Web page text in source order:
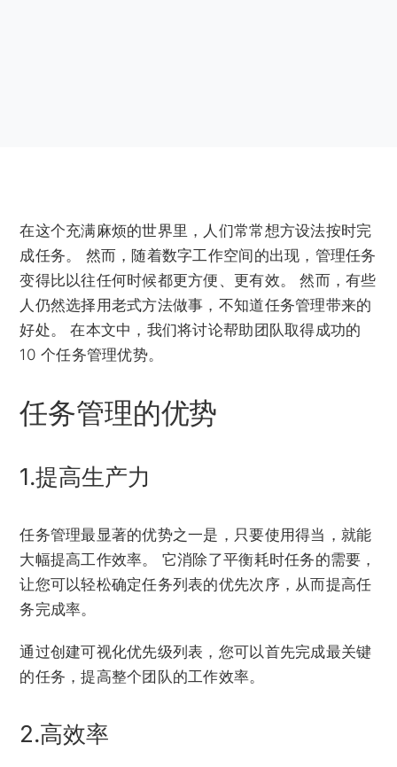
在这个充满麻烦的世界里，人们常常想方设法按时完
成任务。 然而，随着数字工作空间的出现，管理任务
变得比以往任何时候都更方便、更有效。 然而，有些
人仍然选择用老式方法做事，不知道任务管理带来的
好处。 在本文中，我们将讨论帮助团队取得成功的
10 个任务管理优势。
任务管理的优势
1.提高生产力
任务管理最显著的优势之一是，只要使用得当，就能
大幅提高工作效率。 它消除了平衡耗时任务的需要，
让您可以轻松确定任务列表的优先次序，从而提高任
务完成率。
通过创建可视化优先级列表，您可以首先完成最关键
的任务，提高整个团队的工作效率。
2.高效率